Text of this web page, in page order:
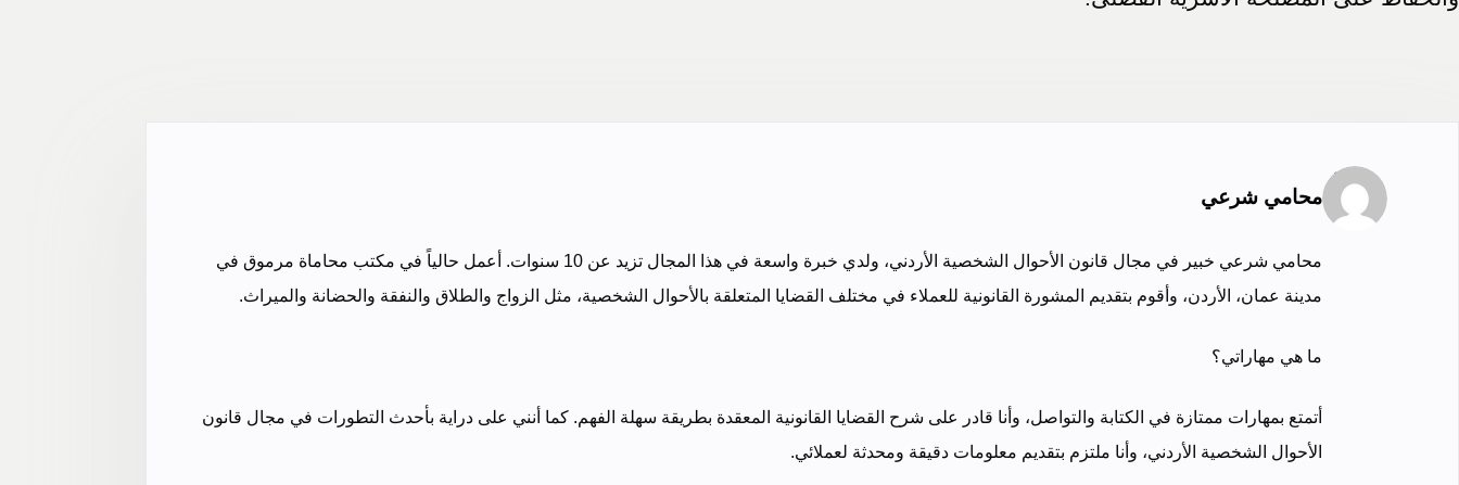
محامي شرعي
محامي شرعي خبير في مجال قانون الأحوال الشخصية الأردني، ولدي خبرة واسعة في هذا المجال تزيد عن 10 سنوات. أعمل حالياً في مكتب محاماة مرموق في
مدينة عمان، الأردن، وأقوم بتقديم المشورة القانونية للعملاء في مختلف القضايا المتعلقة بالأحوال الشخصية، مثل الزواج والطلاق والنفقة والحضانة والميراث.
ما هي مهاراتي؟
أتمتع بمهارات ممتازة في الكتابة والتواصل، وأنا قادر على شرح القضايا القانونية المعقدة بطريقة سهلة الفهم. كما أنني على دراية بأحدث التطورات في مجال قانون
الأحوال الشخصية الأردني، وأنا ملتزم بتقديم معلومات دقيقة ومحدثة لعملائي.